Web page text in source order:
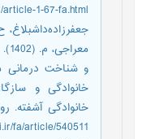
article-1-67-fa.html
جعفرزاده‌‌داشبلاغ،
و شناخت درمانی
خانوادگی و
fa/article/540511